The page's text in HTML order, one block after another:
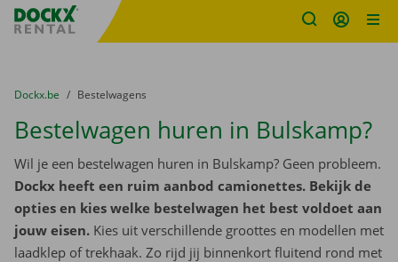
Fratello DEMO
U bevindt zich hier:
van
Dockx.be naar
Bestelwagens
Bestelwagen huren in Bulskamp?
Wil je een bestelwagen huren in Bulskamp? Geen probleem.
Dockx heeft een ruim aanbod camionettes. Bekijk de
opties en kies welke bestelwagen het best voldoet aan
jouw eisen. Kies uit verschillende groottes en modellen met
laadklep of trekhaak. Zo rijd jij binnenkort fluitend rond met